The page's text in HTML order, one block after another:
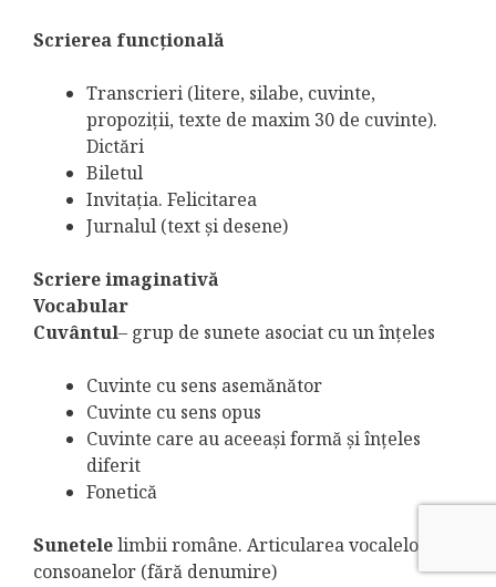
Scrierea funcţională
Transcrieri (litere, silabe, cuvinte,
propoziţii, texte de maxim 30 de cuvinte).
Dictări
Biletul
Invitaţia. Felicitarea
Jurnalul (text şi desene)
Scriere imaginativă
Vocabular
Cuvântul– grup de sunete asociat cu un înţeles
Cuvinte cu sens asemănător
Cuvinte cu sens opus
Cuvinte care au aceeaşi formă şi înţeles
diferit
Fonetică
Sunetelelimbii române. Articularea vocalelor şi
consoanelor (fără denumire)